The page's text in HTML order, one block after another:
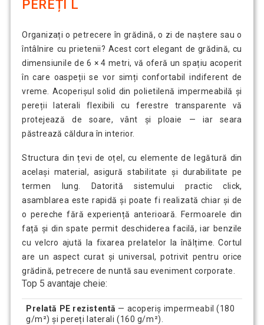
PEREȚI L
Organizați o petrecere în grădină, o zi de naștere sau o
întâlnire cu prietenii? Acest cort elegant de grădină, cu
dimensiunile de 6 × 4 metri, vă oferă un spațiu acoperit
în care oaspeții se vor simți confortabil indiferent de
vreme. Acoperișul solid din polietilenă impermeabilă și
pereții laterali flexibili cu ferestre transparente vă
protejează de soare, vânt și ploaie — iar seara
păstrează căldura în interior.
Structura din țevi de oțel, cu elemente de legătură din
același material, asigură stabilitate și durabilitate pe
termen lung. Datorită sistemului practic click,
asamblarea este rapidă și poate fi realizată chiar și de
o pereche fără experiență anterioară. Fermoarele din
față și din spate permit deschiderea facilă, iar benzile
cu velcro ajută la fixarea prelatelor la înălțime. Cortul
are un aspect curat și universal, potrivit pentru orice
grădină, petrecere de nuntă sau eveniment corporate.
Top 5 avantaje cheie:
Prelată PE rezistentă — acoperiș impermeabil (180
g/m²) și pereți laterali (160 g/m²).